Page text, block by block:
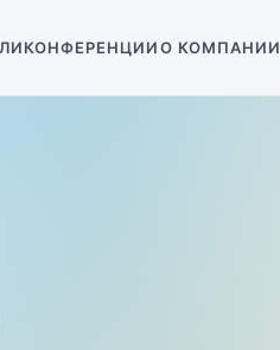
КОНФЕРЕНЦИИО КОМПАНИИ